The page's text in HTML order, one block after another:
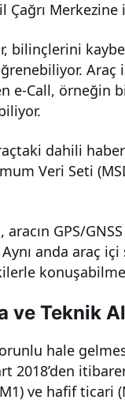
Merkezine
bilinçlerini
Call, örneğin
dahili
Veri Seti
aracın GPS/
anda araç
ve Teknik
hale
2018’den
ve hafif ticari